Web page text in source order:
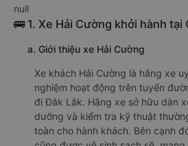
null
🚌 1. Xe Hải Cường khởi hành tại
a. Giới thiệu xe Hải Cường
Xe khách Hải Cường là hãng xe
nghiệm hoạt động trên tuyến
đi Đắk Lắk. Hãng xe sở hữu dàn
dưỡng và kiểm tra kỹ thuật
toàn cho hành khách. Bên cạnh